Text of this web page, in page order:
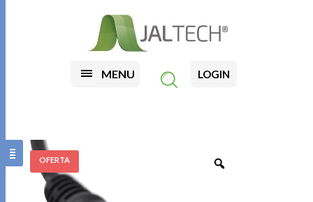
MENU LOGIN